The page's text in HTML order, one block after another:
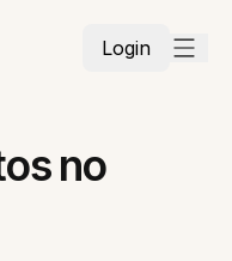
Login
no